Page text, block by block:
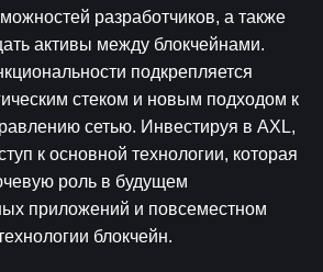
разработчиков, а также
активы между блокчейнами.
подкрепляется
стеком и новым подходом к
сетью. Инвестируя в AXL,
к основной технологии, которая
роль в будущем
приложений и повсеместном
блокчейн.